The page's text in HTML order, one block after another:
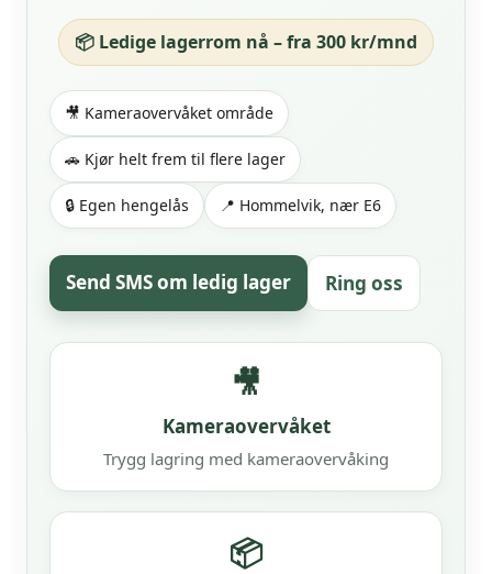
📦 Ledige lagerrom nå – fra 300 kr/mnd
🎥 Kameraovervåket område
🚗 Kjør helt frem til flere lager
🔒 Egen hengelås 📍 Hommelvik, nær E6
Send SMS om ledig lager Ring oss
🎥
Kameraovervåket
Trygg lagring med kameraovervåking
📦